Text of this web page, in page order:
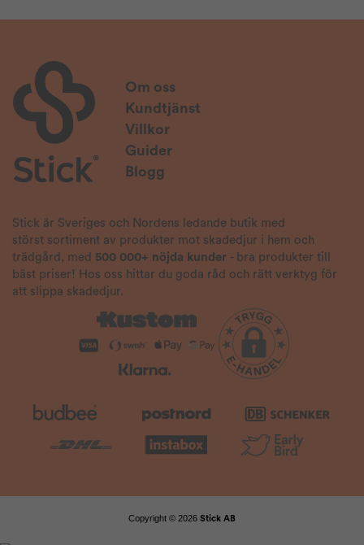
Om oss
Kundtjänst
Villkor
Guider
Blogg
Stick är Sveriges och Nordens ledande butik med
störst sortiment av produkter mot skadedjur i hem och
trädgård, med 500 000+ nöjda kunder - bra produkter till
bäst priser! Hos oss hittar du goda råd och rätt verktyg för
att slippa skadedjur.
Copyright © 2026 Stick AB